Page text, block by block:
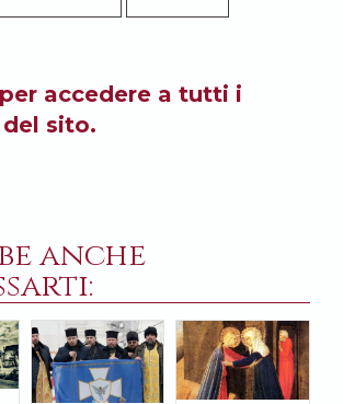
accedere a tutti i
sito.
anche